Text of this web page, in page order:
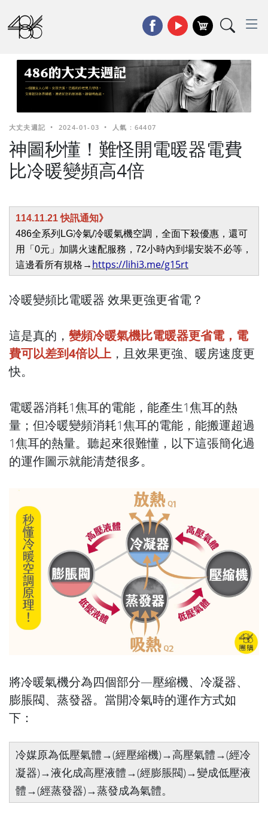
大丈夫週記 • 2024-01-03 • 人氣 : 64407
神圖秒懂！難怪開電暖器電費
比冷暖變頻高4倍
114.11.21 快訊通知》
486全系列LG冷氣/冷暖氣機空調，全面下殺優惠，還可
用「0元」加購火速配服務，72小時內到場安裝不必等，
這邊看所有規格→ https://lihi3.me/g15rt
冷暖變頻比電暖器 效果更強更省電？
這是真的， 變頻冷暖氣機比電暖器更省電，電
費可以差到4倍以上 ，且效果更強、暖房速度更
快。
電暖器消耗1焦耳的電能，能產生1焦耳的熱
量；但冷暖變頻消耗1焦耳的電能，能搬運超過
1焦耳的熱量。聽起來很難懂，以下這張簡化過
的運作圖示就能清楚很多。
將冷暖氣機分為四個部分—壓縮機、冷凝器、
膨脹閥、蒸發器。當開冷氣時的運作方式如
下：
冷媒原為低壓氣體→(經壓縮機)→高壓氣體→(經冷
凝器)→液化成高壓液體→(經膨脹閥)→變成低壓液
體→(經蒸發器)→蒸發成為氣體。